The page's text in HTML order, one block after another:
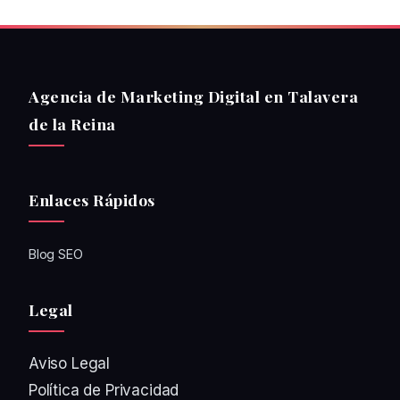
Agencia de Marketing Digital en Talavera
de la Reina
Enlaces Rápidos
Blog SEO
Legal
Aviso Legal
Política de Privacidad